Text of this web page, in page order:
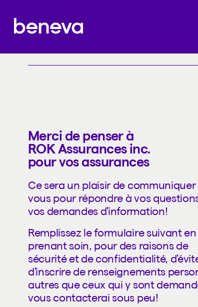
Partenaire Beneva
Contacter
Merci de penser à
ROK Assurances inc.
pour vos assurances
Ce sera un plaisir de
vous pour répondre à vos
vos demandes d’information!
Remplissez le formulaire suivant en
prenant soin, pour des raisons de
sécurité et de confidentialité,
d’inscrire de renseignements
autres que ceux qui y sont
vous contacterai sous peu!